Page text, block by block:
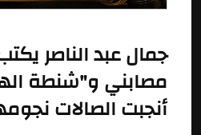
جمال عبد الناصر
مصابني و"شنطة
أنجبت الصالات